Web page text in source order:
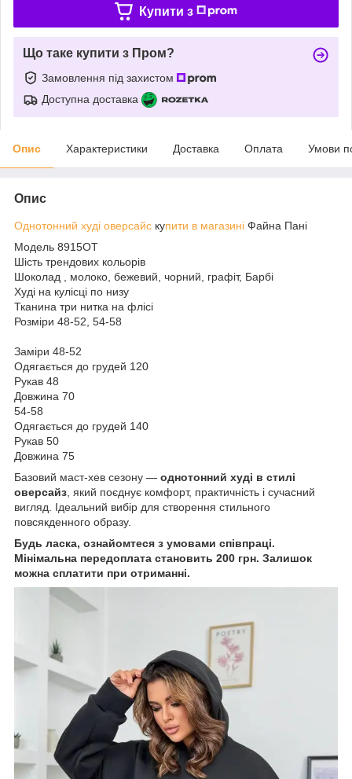
Купити з
Що таке купити з Пром?
Замовлення під захистом
Доступна доставка
Опис Характеристики Доставка Оплата Умови
Опис
Однотонний худі оверсайс купити в магазині Файна Пані
Модель 8915ОТ
Шість трендових кольорів
Шоколад , молоко, бежевий, чорний, графіт, Барбі
Худі на кулісці по низу
Тканина три нитка на флісі
Розміри 48-52, 54-58
Заміри 48-52
Одягається до грудей 120
Рукав 48
Довжина 70
54-58
Одягається до грудей 140
Рукав 50
Довжина 75
Базовий маст-хев сезону — однотонний худі в стилі
оверсайз , який поєднує комфорт, практичність і сучасний
вигляд. Ідеальний вибір для створення стильного
повсякденного образу.
Будь ласка, ознайомтеся з умовами співпраці.
Мінімальна передоплата становить 200 грн. Залишок
можна сплатити при отриманні.